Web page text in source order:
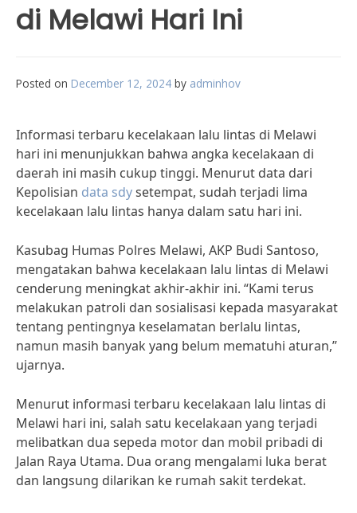
di Melawi Hari Ini
Posted on December 12, 2024 by adminhov
Informasi terbaru kecelakaan lalu lintas di Melawi
hari ini menunjukkan bahwa angka kecelakaan di
daerah ini masih cukup tinggi. Menurut data dari
Kepolisian data sdysetempat, sudah terjadi lima
kecelakaan lalu lintas hanya dalam satu hari ini.
Kasubag Humas Polres Melawi, AKP Budi Santoso,
mengatakan bahwa kecelakaan lalu lintas di Melawi
cenderung meningkat akhir-akhir ini. “Kami terus
melakukan patroli dan sosialisasi kepada masyarakat
tentang pentingnya keselamatan berlalu lintas,
namun masih banyak yang belum mematuhi aturan,”
ujarnya.
Menurut informasi terbaru kecelakaan lalu lintas di
Melawi hari ini, salah satu kecelakaan yang terjadi
melibatkan dua sepeda motor dan mobil pribadi di
Jalan Raya Utama. Dua orang mengalami luka berat
dan langsung dilarikan ke rumah sakit terdekat.